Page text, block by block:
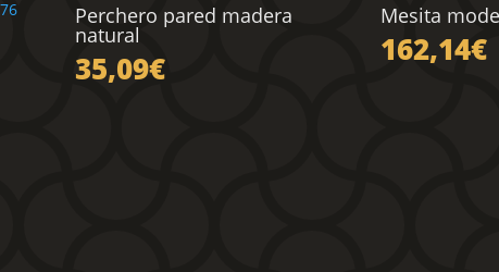
Perchero pared madera
natural
35,09€
Mesita
162,14€